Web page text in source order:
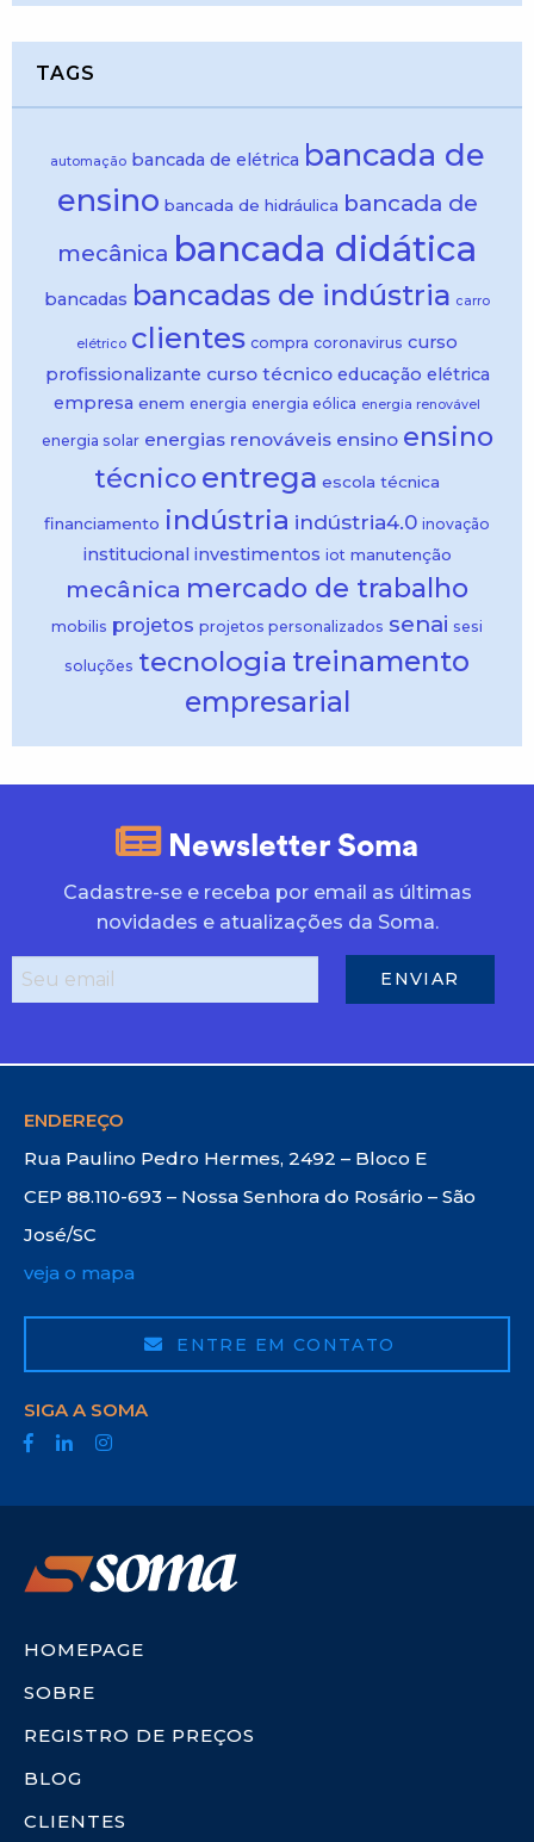
TAGS
automação bancada de elétrica bancada de
ensino bancada de hidráulica bancada de
mecânica bancada didática
bancadas bancadas de indústria carro
elétrico clientes compra coronavirus curso
profissionalizante curso técnico educação elétrica
empresa enem energia energia eólica energia renovável
energia solar energias renováveis ensino ensino
técnico entrega escola técnica
financiamento indústria indústria4.0 inovação
institucional investimentos iot manutenção
mecânica mercado de trabalho
mobilis projetos projetos personalizados senai sesi
soluções tecnologia treinamento
empresarial
Newsletter Soma
Cadastre-se e receba por email as últimas
novidades e atualizações da Soma.
ENDEREÇO
Rua Paulino Pedro Hermes, 2492 – Bloco E
CEP 88.110-693 – Nossa Senhora do Rosário – São
José/SC
veja o mapa
ENTRE EM CONTATO
SIGA A SOMA
HOMEPAGE
SOBRE
REGISTRO DE PREÇOS
BLOG
CLIENTES